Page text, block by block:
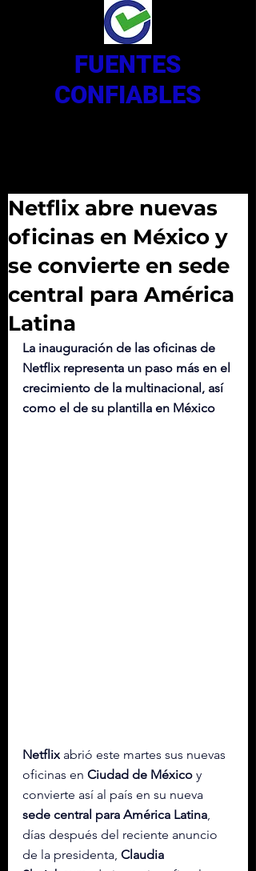
FUENTES
CONFIABLES
Netflix abre nuevas
oficinas en México y
se convierte en sede
central para América
Latina
La inauguración de las oficinas de
Netflix representa un paso más en el
crecimiento de la multinacional, así
como el de su plantilla en México
Netflix abrió este martes sus nuevas
oficinas en Ciudad de México y
convierte así al país en su nueva
sede central para América Latina,
días después del reciente anuncio
de la presidenta, Claudia